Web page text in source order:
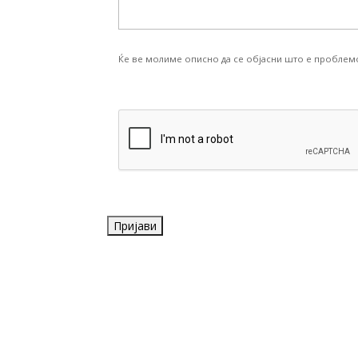
Ќе ве молиме описно да се објасни што е